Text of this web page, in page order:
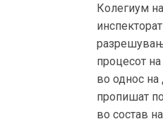
Колегиум
процесот
во однос на
пропишат
во состав